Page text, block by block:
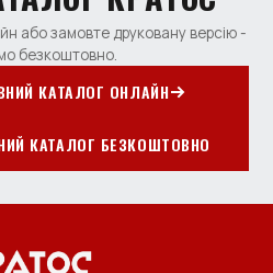
або замовте друковану версію -
безкоштовно.
КАТАЛОГ ОНЛАЙН
КАТАЛОГ БЕЗКОШТОВНО